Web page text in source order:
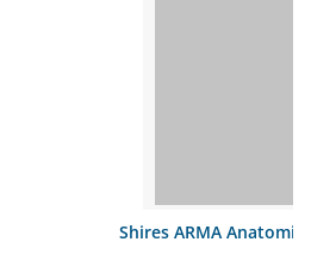
Anatomische Hufglocken